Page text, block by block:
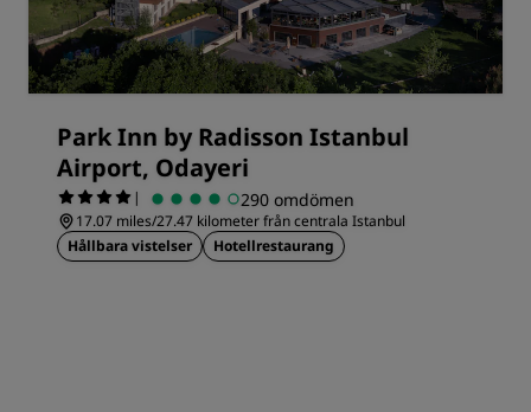
Park Inn by Radisson Istanbul
Airport, Odayeri
| 290 omdömen
17.07 miles/27.47 kilometer från centrala Istanbul
Hållbara vistelser
Hotellrestaurang